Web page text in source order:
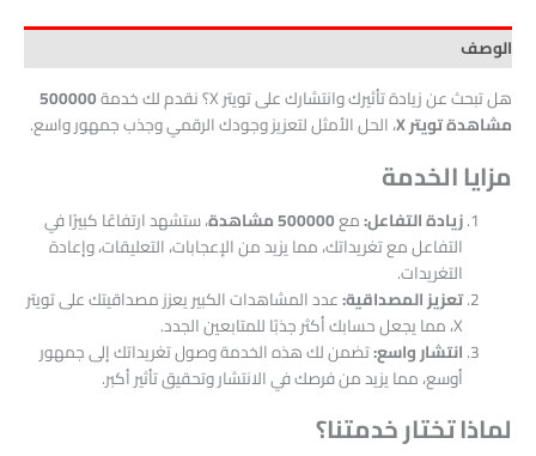
الوصف
هل تبحث عن زيادة تأثيرك وانتشارك على تويتر X؟ نقدم لك خدمة
500000
مشاهدة تويتر X ، الحل الأمثل لتعزيز وجودك الرقمي وجذب جمهور واسع.
مزايا الخدمة
زيادة التفاعل:مع500000 مشاهدة
، ستشهد ارتفاعًا كبيرًا في
التفاعل مع تغريداتك، مما يزيد من الإعجابات، التعليقات، وإعادة
التغريدات.
تعزيز المصداقية:عدد المشاهدات الكبير يعزز مصداقيتك على تويتر
X، مما يجعل حسابك أكثر جذبًا للمتابعين الجدد.
انتشار واسع:تضمن لك هذه الخدمة وصول تغريداتك إلى جمهور
أوسع، مما يزيد من فرصك في الانتشار وتحقيق تأثير أكبر.
لماذا تختار خدمتنا؟